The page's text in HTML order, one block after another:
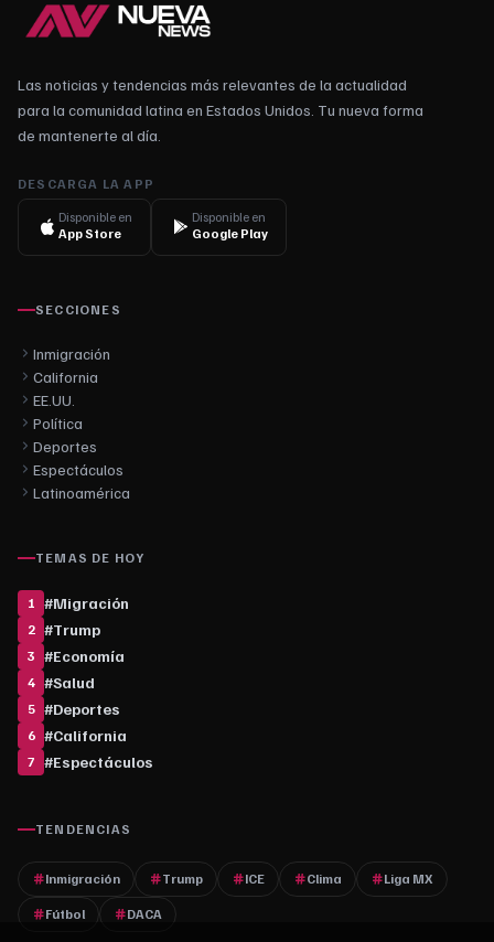
Las noticias y tendencias más relevantes de la actualidad
para la comunidad latina en Estados Unidos. Tu nueva forma
de mantenerte al día.
DESCARGA LA APP
Disponible en
App Store
Disponible en
Google Play
SECCIONES
Inmigración
California
EE.UU.
Política
Deportes
Espectáculos
Latinoamérica
TEMAS DE HOY
1 #Migración
2 #Trump
3 #Economía
4 #Salud
5 #Deportes
6 #California
7 #Espectáculos
TENDENCIAS
Inmigración Trump ICE Clima Liga MX
Fútbol DACA